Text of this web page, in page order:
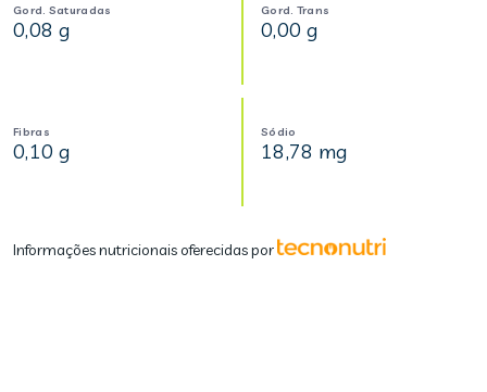
Gord. Saturadas
0,08 g
Gord. Trans
0,00 g
Fibras
0,10 g
Sódio
18,78 mg
Informações nutricionais oferecidas por